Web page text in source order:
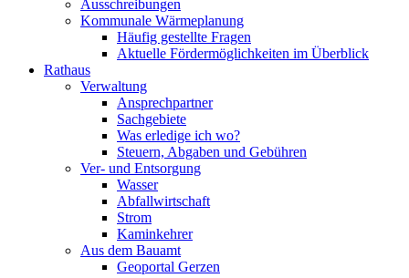
Ausschreibungen
Kommunale Wärmeplanung
Häufig gestellte Fragen
Aktuelle Fördermöglichkeiten im Überblick
Rathaus
Verwaltung
Ansprechpartner
Sachgebiete
Was erledige ich wo?
Steuern, Abgaben und Gebühren
Ver- und Entsorgung
Wasser
Abfallwirtschaft
Strom
Kaminkehrer
Aus dem Bauamt
Geoportal Gerzen